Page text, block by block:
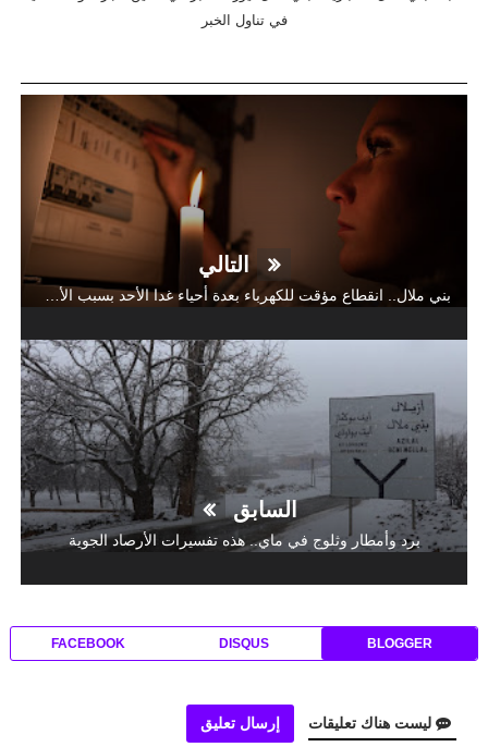
في تناول الخبر
التالي
بني ملال.. انقطاع مؤقت للكهرباء بعدة أحياء غدا الأحد بسبب الأشغال
السابق
برد وأمطار وثلوج في ماي.. هذه تفسيرات الأرصاد الجوية
BLOGGER
DISQUS
FACEBOOK
ليست هناك تعليقات إرسال تعليق